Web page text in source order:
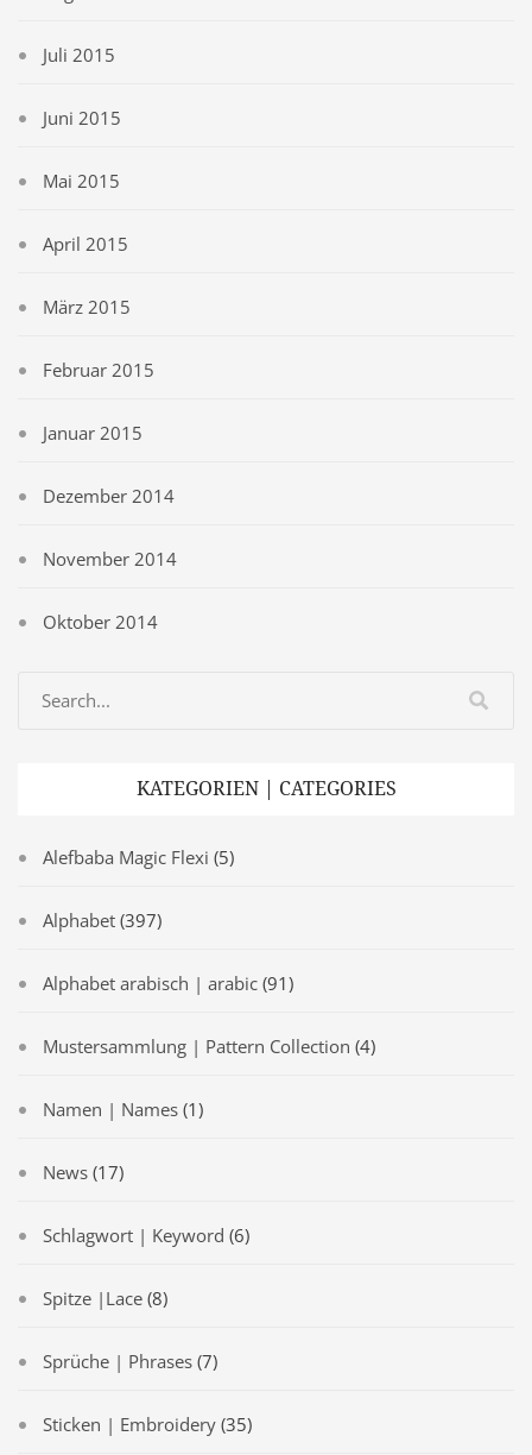
Juli 2015
Juni 2015
Mai 2015
April 2015
März 2015
Februar 2015
Januar 2015
Dezember 2014
November 2014
Oktober 2014
KATEGORIEN | CATEGORIES
Alefbaba Magic Flexi (5)
Alphabet (397)
Alphabet arabisch | arabic (91)
Mustersammlung | Pattern Collection (4)
Namen | Names (1)
News (17)
Schlagwort | Keyword (6)
Spitze |Lace (8)
Sprüche | Phrases (7)
Sticken | Embroidery (35)